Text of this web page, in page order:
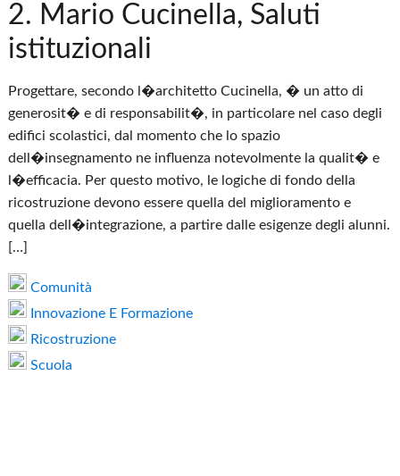
2. Mario Cucinella, Saluti
istituzionali
Progettare, secondo l�architetto Cucinella, � un atto di
generosit� e di responsabilit�, in particolare nel caso degli
edifici scolastici, dal momento che lo spazio
dell�insegnamento ne influenza notevolmente la qualit� e
l�efficacia. Per questo motivo, le logiche di fondo della
ricostruzione devono essere quella del miglioramento e
quella dell�integrazione, a partire dalle esigenze degli alunni.
[…]
Comunità
Innovazione E Formazione
Ricostruzione
Scuola